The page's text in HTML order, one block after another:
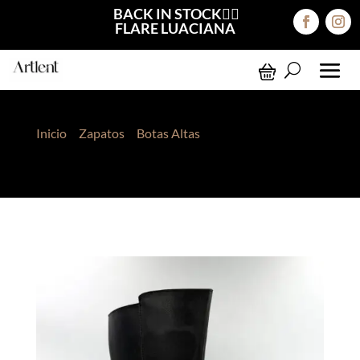
BACK IN STOCK❤️‍🔥
FLARE LUACIANA
Inicio> Zapatos> Botas Altas> Botas Denisse